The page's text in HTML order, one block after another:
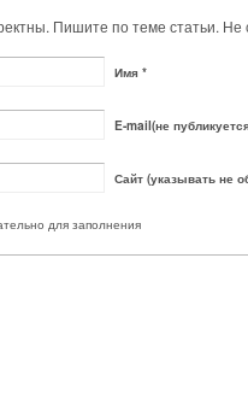
Пишите по теме статьи. Не
Имя *
E-mail(не
Сайт (указывать не
для заполнения